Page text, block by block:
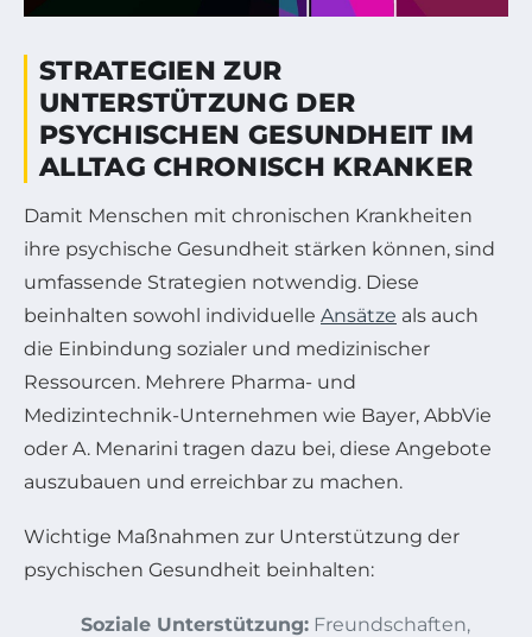
STRATEGIEN ZUR
UNTERSTÜTZUNG DER
PSYCHISCHEN GESUNDHEIT IM
ALLTAG CHRONISCH KRANKER
Damit Menschen mit chronischen Krankheiten
ihre psychische Gesundheit stärken können, sind
umfassende Strategien notwendig. Diese
beinhalten sowohl individuelle Ansätze als auch
die Einbindung sozialer und medizinischer
Ressourcen. Mehrere Pharma- und
Medizintechnik-Unternehmen wie Bayer, AbbVie
oder A. Menarini tragen dazu bei, diese Angebote
auszubauen und erreichbar zu machen.
Wichtige Maßnahmen zur Unterstützung der
psychischen Gesundheit beinhalten:
Soziale Unterstützung: Freundschaften,